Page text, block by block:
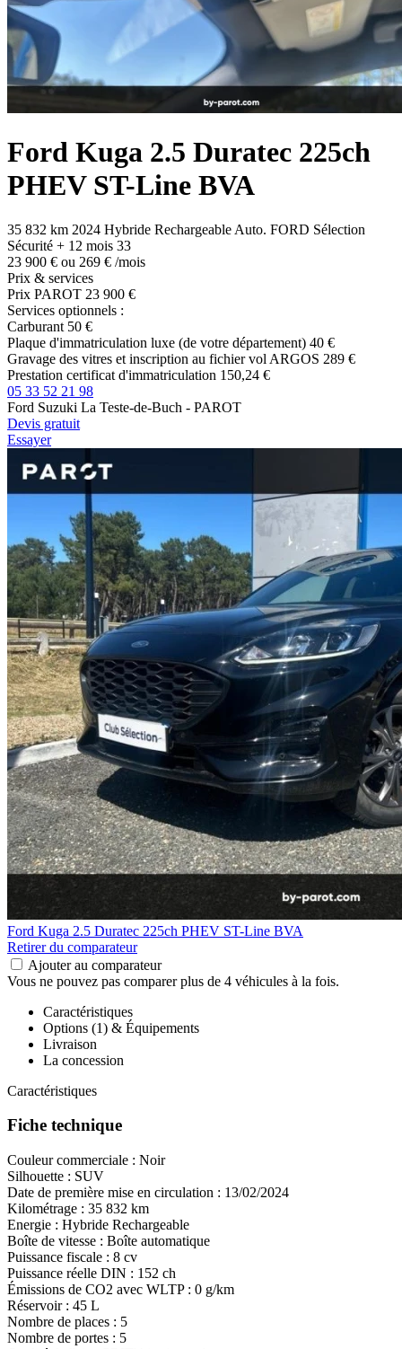
Ford Kuga 2.5 Duratec 225ch
PHEV ST-Line BVA
35 832 km 2024 Hybride Rechargeable Auto. FORD Sélection
Sécurité + 12 mois 33
23 900 € ou 269 € /mois
Prix & services
Prix PAROT 23 900 €
Services optionnels :
Carburant 50 €
Plaque d'immatriculation luxe (de votre département) 40 €
Gravage des vitres et inscription au fichier vol ARGOS 289 €
Prestation certificat d'immatriculation 150,24 €
05 33 52 21 98
Ford Suzuki La Teste-de-Buch - PAROT
Devis gratuit
Essayer
Ford Kuga 2.5 Duratec 225ch PHEV ST-Line BVA
Retirer du comparateur
Ajouter au comparateur
Vous ne pouvez pas comparer plus de 4 véhicules à la fois.
Caractéristiques
Options (1) & Équipements
Livraison
La concession
Caractéristiques
Fiche technique
Couleur commerciale : Noir
Silhouette : SUV
Date de première mise en circulation : 13/02/2024
Kilométrage : 35 832 km
Energie : Hybride Rechargeable
Boîte de vitesse : Boîte automatique
Puissance fiscale : 8 cv
Puissance réelle DIN : 152 ch
Émissions de CO2 avec WLTP : 0 g/km
Réservoir : 45 L
Nombre de places : 5
Nombre de portes : 5